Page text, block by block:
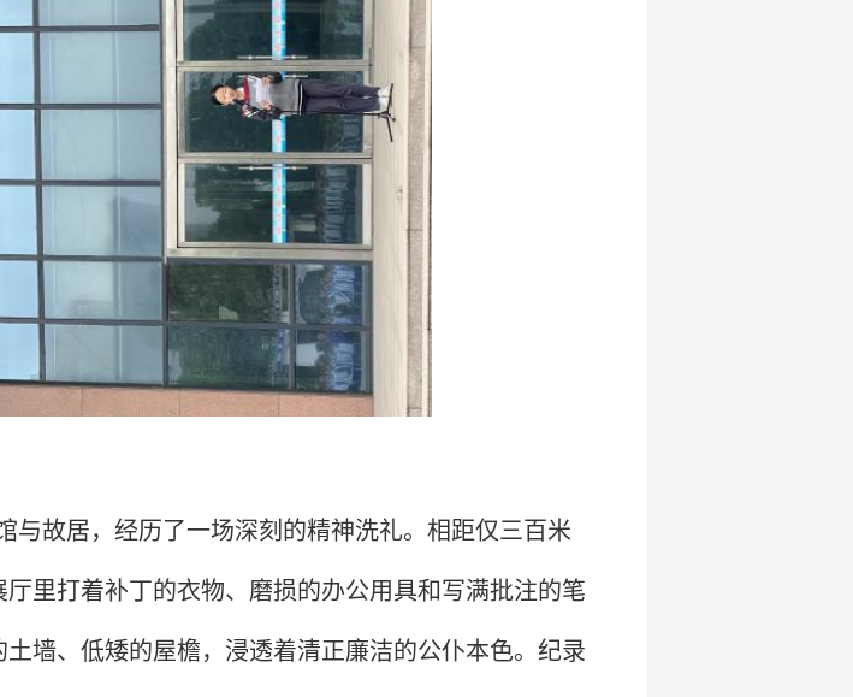
与故居，经历了一场深刻的精神洗礼。相距仅三百米
里打着补丁的衣物、磨损的办公用具和写满批注的笔
墙、低矮的屋檐，浸透着清正廉洁的公仆本色。纪录